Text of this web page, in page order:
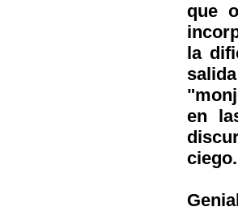
que
la
en